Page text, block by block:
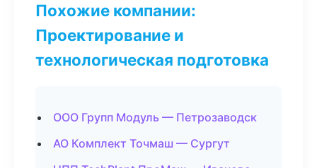
Похожие компании:
Проектирование и
технологическая подготовка
ООО Групп Модуль — Петрозаводск
АО Комплект Точмаш — Сургут